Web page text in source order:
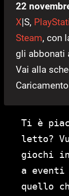
22
X|S,
Steam, con
gli abbonati
Vai alla
Ti è
letto?
giochi
a
quello